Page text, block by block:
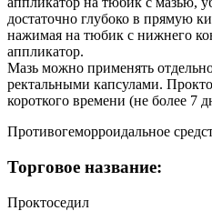
достаточно глубоко в прямую
нажимая на тюбик с нижнего
аппликатор.
Мазь можно применять
ректальными капсулами.
короткого времени (не более 7
Противогеморроидальное
Торговое название:
Проктоседил